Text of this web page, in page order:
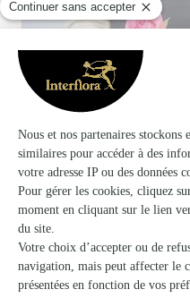
L’ecrin Floral
Brehal
★ ★★★ ★4.6 (19)
2, Place du Commandant Godard
Voir la boutique